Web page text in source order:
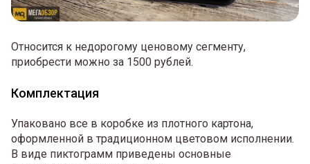
Относится к недорогому ценовому сегменту,
приобрести можно за 1500 рублей.
Комплектация
Упаковано все в коробке из плотного картона,
оформленной в традиционном цветовом исполнении.
В виде пиктограмм приведены основные